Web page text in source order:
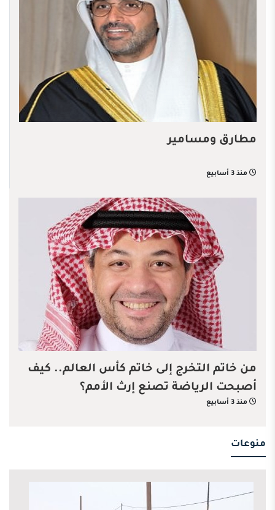
مطارق ومسامير
منذ 3 أسابيع
من خاتم التخرج إلى خاتم كأس العالم.. كيف
أصبحت الرياضة تصنع إرث الأمم؟
منذ 3 أسابيع
منوعات